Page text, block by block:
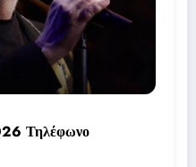
Τηλέφωνο